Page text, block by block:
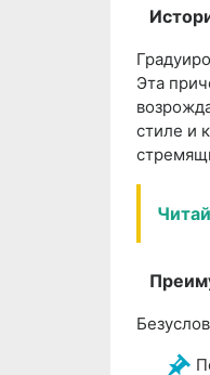
Эта
стиле и